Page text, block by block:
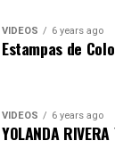
VIDEOS 6 years ago
Estampas de
VIDEOS 6 years ago
YOLANDA